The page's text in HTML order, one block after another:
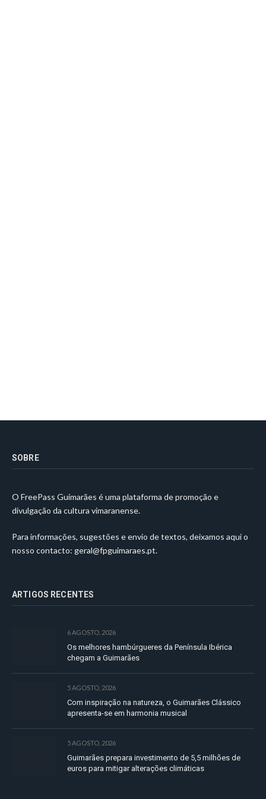
SOBRE
O FreePass Guimarães é uma plataforma de promoção e
divulgação da cultura vimaranense.
Para informações, sugestões e envio de textos, deixamos aqui o
nosso contacto: geral@fpguimaraes.pt.
ARTIGOS RECENTES
6 AGOSTO, 2026
Os melhores hambúrgueres da Península Ibérica
chegam a Guimarães
5 AGOSTO, 2026
Com inspiração na natureza, o Guimarães Clássico
apresenta-se em harmonia musical
5 AGOSTO, 2026
Guimarães prepara investimento de 5,5 milhões de
euros para mitigar alterações climáticas